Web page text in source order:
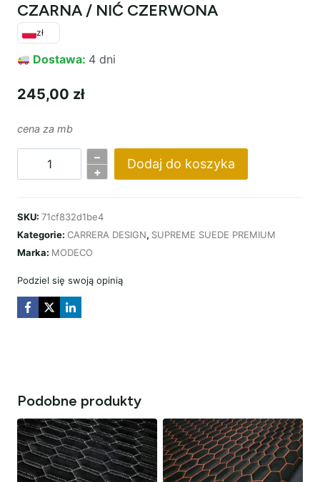
CZARNA / NIĆ CZERWONA
zł
Dostawa: 4 dni
245,00 zł
cena za mb
CARRERA
DESIGN
CZARNA
/
NIĆ
CZERWONA
–
+
Dodaj do koszyka
SKU: 71cf832d1be4
Kategorie: CARRERA DESIGN, SUPREME SUEDE PREMIUM
Marka: MODECO
Podziel się swoją opinią
Podobne produkty